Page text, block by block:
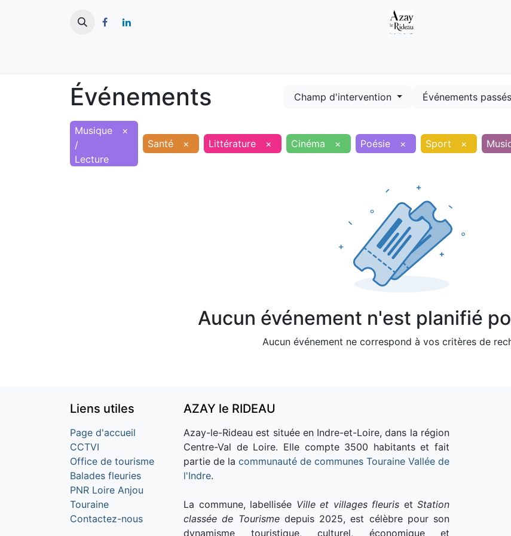
Événements Champ d'intervention Événements passés
Musique
/
Lecture
×
Santé
× Littérature × Cinéma × Poésie × Sport ×
Aucun événement n'est planifié
Aucun événement ne correspond à vos critères de
Liens utiles
Page d'accueil
CCTVI
Office de tourisme
Balades fleuries
PNR Loire Anjou
Touraine
Contactez-nous
AZAY le RIDEAU
Azay-le-Rideau est située en Indre-et-Loire, dans la région
Centre-Val de Loire. Elle compte 3500 habitants et fait
partie de la communauté de communes Touraine Vallée de
l'Indre.
La commune, labellisée Ville et villages fleuris et Station
classée de Tourismedepuis 2025, est célèbre pour son
dynamisme touristique, culturel, économique et